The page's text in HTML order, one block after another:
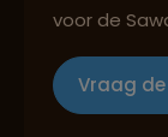
Reizen
voor de
Vraag